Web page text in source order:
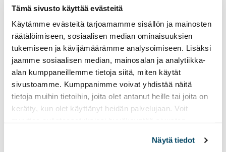
Tämä sivusto käyttää evästeitä
Käytämme evästeitä tarjoamamme sisällön ja mainosten
räätälöimiseen, sosiaalisen median ominaisuuksien
tukemiseen ja kävijämäärämme analysoimiseen. Lisäksi
jaamme sosiaalisen median, mainosalan ja analytiikka-
alan kumppaneillemme tietoja siitä, miten käytät
sivustoamme. Kumppanimme voivat yhdistää näitä
tietoja muihin tietoihin, joita olet antanut heille tai joita on
kerätty, kun olet käyttänyt heidän palvelujaan. Voit
Näytä tiedot
vaikutukset eivät
rajoittuneet vain
rakennuksiin ja
kaupunkikuvaan. Erityisesti
köyhien naisten ja lasten
asema heikkeni entisestään.
Öissä töissä:
Vuoropäiväkoti tarjoaa
turvallisen sylin
kellonajasta